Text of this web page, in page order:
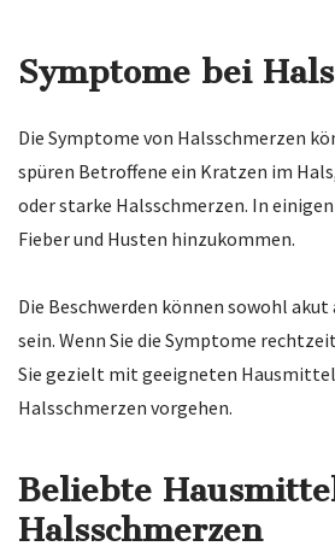
Symptome bei
Die Symptome von Halsschmerzen
spüren Betroffene ein Kratzen im
oder starke Halsschmerzen. In
Fieber und Husten hinzukommen.
Die Beschwerden können sowohl akut
sein. Wenn Sie die Symptome
Sie gezielt mit geeigneten
Halsschmerzen vorgehen.
Beliebte
Halsschmerzen